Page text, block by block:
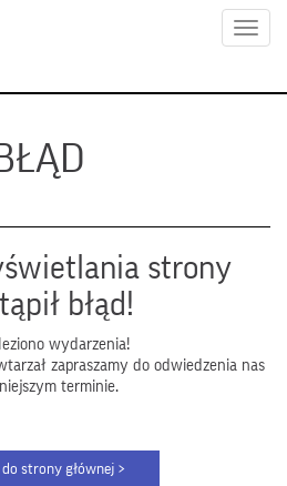
Menu
BŁĄD
strony
błąd!
wydarzenia!
zapraszamy do odwiedzenia nas
terminie.